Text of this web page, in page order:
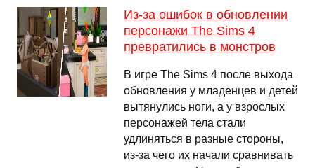
Из-за ошибок в обновлении
персонажи The Sims 4
превратились в монстров
В игре The Sims 4 после выхода
обновления у младенцев и детей
вытянулись ноги, а у взрослых
персонажей тела стали
удлиняться в разные стороны,
из-за чего их начали сравнивать